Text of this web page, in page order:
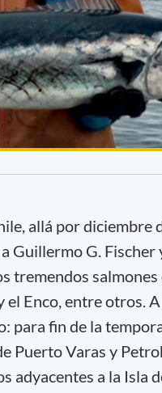
allá por diciembre
Guillermo G. Fischer
tremendos
Enco, entre otros.
para fin de la
Puerto Varas y
adyacentes a la Isla